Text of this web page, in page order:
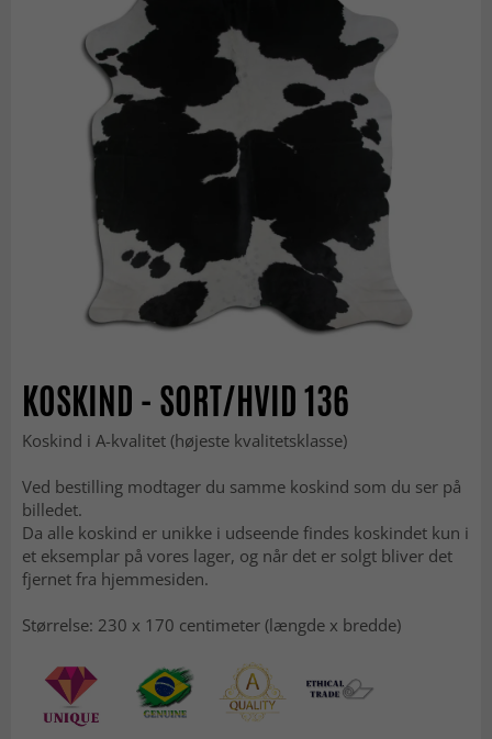
KOSKIND - SORT/HVID 136
Koskind i A-kvalitet (højeste kvalitetsklasse)
Ved bestilling modtager du samme koskind som du ser på
billedet.
Da alle koskind er unikke i udseende findes koskindet kun i
et eksemplar på vores lager, og når det er solgt bliver det
fjernet fra hjemmesiden.
Størrelse: 230 x 170 centimeter (længde x bredde)